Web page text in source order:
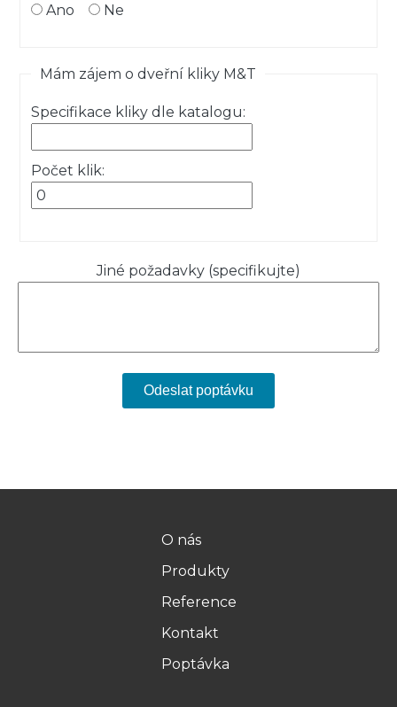
Ano
Ne
Mám zájem o dveřní kliky M&T
Specifikace kliky dle katalogu:
Počet klik:
Jiné požadavky (specifikujte)
O nás
Produkty
Reference
Kontakt
Poptávka